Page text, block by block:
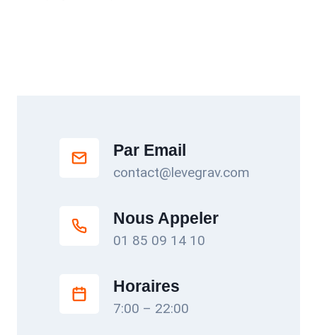
Par Email
contact@levegrav.com
Nous Appeler
01 85 09 14 10
Horaires
7:00 – 22:00